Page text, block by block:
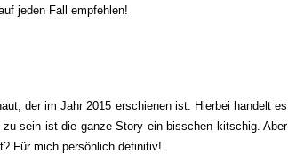
jeden Fall empfehlen!
der im Jahr 2015 erschienen ist. Hierbei handelt es
sein ist die ganze Story ein bisschen kitschig. Aber
Für mich persönlich definitiv!